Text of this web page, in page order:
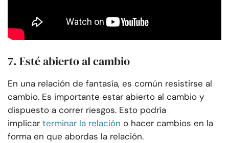
7. Esté abierto al cambio
En una relación de fantasía, es común resistirse al
cambio. Es importante estar abierto al cambio y
dispuesto a correr riesgos. Esto podría
implicar terminar la relación o hacer cambios en la
forma en que abordas la relación.